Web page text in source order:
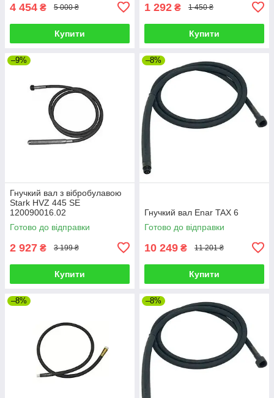
4 454 ₴ 5 000 ₴
Купити
1 292 ₴ 1 450 ₴
Купити
–9%
Гнучкий вал з вібробулавою
Stark HVZ 445 SE
120090016.02
Готово до відправки
2 927 ₴ 3 199 ₴
Купити
–8%
Гнучкий вал Enar TAX 6
Готово до відправки
10 249 ₴ 11 201 ₴
Купити
–8% –8%